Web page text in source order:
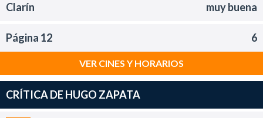
Clarín muy buena
Página 12 6
VER CINES Y HORARIOS
CRÍTICA DE HUGO ZAPATA